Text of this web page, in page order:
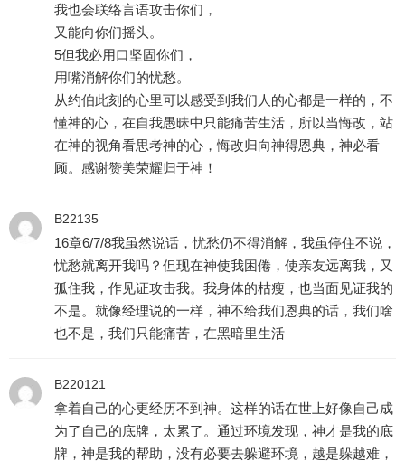
我也会联络言语攻击你们，
又能向你们摇头。
5但我必用口坚固你们，
用嘴消解你们的忧愁。
从约伯此刻的心里可以感受到我们人的心都是一样的，不
懂神的心，在自我愚昧中只能痛苦生活，所以当悔改，站
在神的视角看思考神的心，悔改归向神得恩典，神必看
顾。感谢赞美荣耀归于神！
B22135
16章6/7/8我虽然说话，忧愁仍不得消解，我虽停住不说，
忧愁就离开我吗？但现在神使我困倦，使亲友远离我，又
孤住我，作见证攻击我。我身体的枯瘦，也当面见证我的
不是。就像经理说的一样，神不给我们恩典的话，我们啥
也不是，我们只能痛苦，在黑暗里生活
B220121
拿着自己的心更经历不到神。这样的话在世上好像自己成
为了自己的底牌，太累了。通过环境发现，神才是我的底
牌，神是我的帮助，没有必要去躲避环境，越是躲越难，